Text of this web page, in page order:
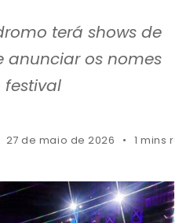
terá shows de
os nomes
27 de maio de 2026 1 mins